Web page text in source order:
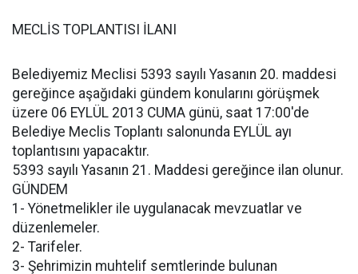
MECLİS TOPLANTISI İLANI
Belediyemiz Meclisi 5393 sayılı Yasanın 20. maddesi
gereğince aşağıdaki gündem konularını görüşmek
üzere 06 EYLÜL 2013 CUMA günü, saat 17:00'de
Belediye Meclis Toplantı salonunda EYLÜL ayı
toplantısını yapacaktır.
5393 sayılı Yasanın 21. Maddesi gereğince ilan olunur.
GÜNDEM
1- Yönetmelikler ile uygulanacak mevzuatlar ve
düzenlemeler.
2- Tarifeler.
3- Şehrimizin muhtelif semtlerinde bulunan